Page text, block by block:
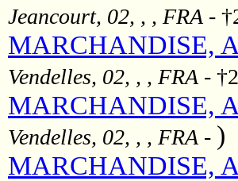
Jeancourt, 02, , , FRA -
MARCHANDISE,
Vendelles, 02, , , FRA -
MARCHANDISE,
Vendelles, 02, , , FRA - )
MARCHANDISE,